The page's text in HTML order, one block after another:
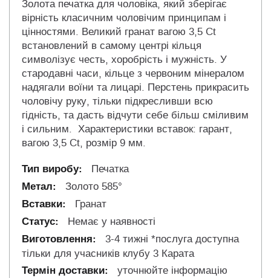
Золота печатка для чоловіка, який зберігає
вірність класичним чоловічим принципам і
цінностями. Великий гранат вагою 3,5 Ct
встановлений в самому центрі кільця
символізує честь, хоробрість і мужність. У
стародавні часи, кільце з червоним мінералом
надягали воїни та лицарі. Перстень прикрасить
чоловічу руку, тільки підкресливши всю
гідність, та дасть відчути себе більш сміливим
і сильним. Характеристики вставок: гарант,
вагою 3,5 Ct, розмір 9 мм.
Печатка
Золото 585°
Гранат
Немає у наявності
3-4 тижні *послуга доступна
тільки для учасників клубу 3 Карата
уточнюйте інформацію